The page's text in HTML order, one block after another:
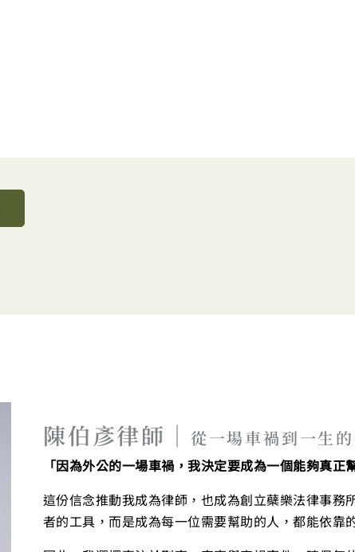
陳伯彥律師｜ 從一場車禍到一生
「因為外公的一場車禍，我決定要成為一個能夠真正
這份信念推動我成為律師，也成為創立蘗樂法律事務
者的工具，而是成為每一位需要幫助的人，都能依靠